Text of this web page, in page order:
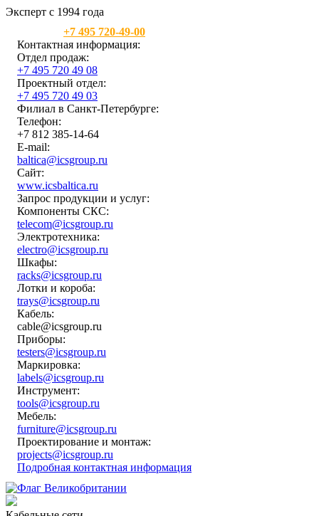
Эксперт с 1994 года
+7 495 720-49-00
Контактная информация:
Отдел продаж:
+7 495 720 49 08
Проектный отдел:
+7 495 720 49 03
Филиал в Санкт-Петербурге:
Телефон:
+7 812 385-14-64
E-mail:
baltica@icsgroup.ru
Сайт:
www.icsbaltica.ru
Запрос продукции и услуг:
Компоненты СКС:
telecom@icsgroup.ru
Электротехника:
electro@icsgroup.ru
Шкафы:
racks@icsgroup.ru
Лотки и короба:
trays@icsgroup.ru
Кабель:
cable@icsgroup.ru
Приборы:
testers@icsgroup.ru
Маркировка:
labels@icsgroup.ru
Инструмент:
tools@icsgroup.ru
Мебель:
furniture@icsgroup.ru
Проектирование и монтаж:
projects@icsgroup.ru
Подробная контактная информация